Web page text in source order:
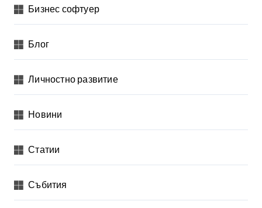
Бизнес софтуер
Блог
Личностно развитие
Новини
Статии
Събития